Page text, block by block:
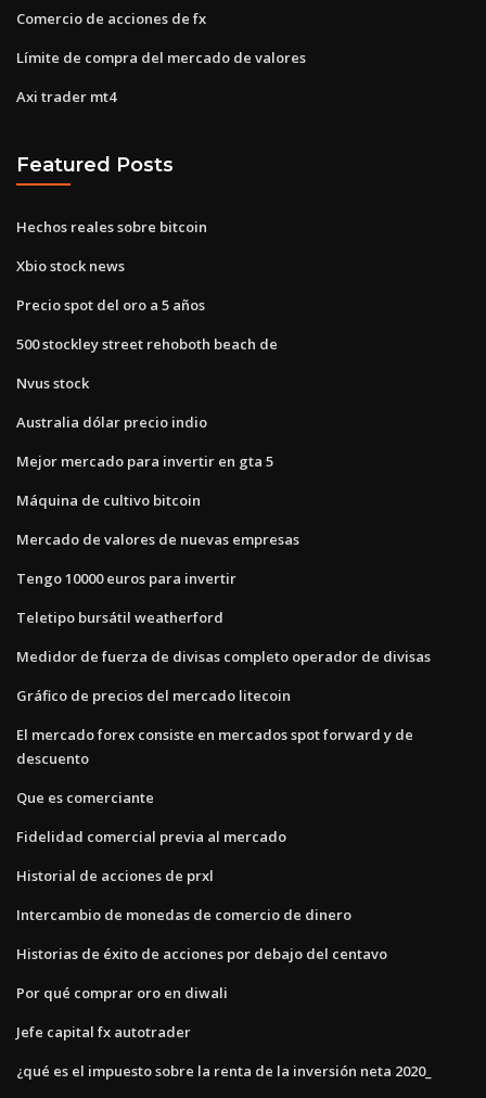
Comercio de acciones de fx
Límite de compra del mercado de valores
Axi trader mt4
Featured Posts
Hechos reales sobre bitcoin
Xbio stock news
Precio spot del oro a 5 años
500 stockley street rehoboth beach de
Nvus stock
Australia dólar precio indio
Mejor mercado para invertir en gta 5
Máquina de cultivo bitcoin
Mercado de valores de nuevas empresas
Tengo 10000 euros para invertir
Teletipo bursátil weatherford
Medidor de fuerza de divisas completo operador de divisas
Gráfico de precios del mercado litecoin
El mercado forex consiste en mercados spot forward y de
descuento
Que es comerciante
Fidelidad comercial previa al mercado
Historial de acciones de prxl
Intercambio de monedas de comercio de dinero
Historias de éxito de acciones por debajo del centavo
Por qué comprar oro en diwali
Jefe capital fx autotrader
¿qué es el impuesto sobre la renta de la inversión neta 2020_